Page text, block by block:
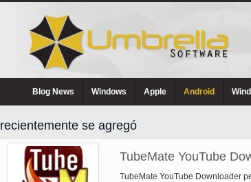
Blog News Windows Apple Android
recientemente se agregó
TubeMate YouTube
TubeMate YouTube Downloader